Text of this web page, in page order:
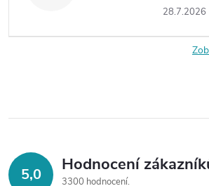
28.7.2026
5,0 Hodnocení
3300 hodnocení